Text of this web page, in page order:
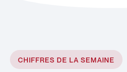
CHIFFRES DE LA SEMAINE